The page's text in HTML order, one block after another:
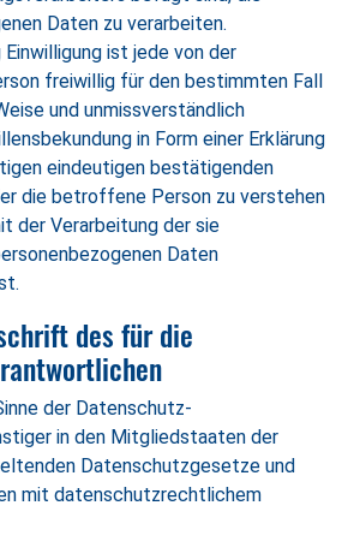
Daten zu verarbeiten.
ist jede von der
freiwillig für den bestimmten Fall
und unmissverständlich
in Form einer Erklärung
eindeutigen bestätigenden
die betroffene Person zu verstehen
der Verarbeitung der sie
Daten
des für die
der Datenschutz-
in den Mitgliedstaaten der
Datenschutzgesetze und
mit datenschutzrechtlichem